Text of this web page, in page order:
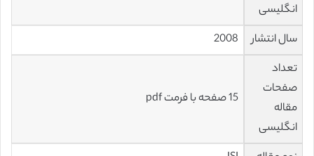
انگلیسی
سال انتشار
2008
تعداد
صفحات
مقاله
انگلیسی
15 صفحه با فرمت pdf